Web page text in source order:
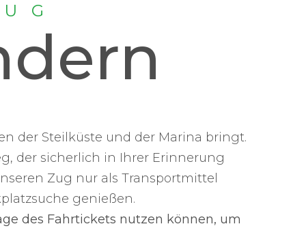
der Steilküste und der Marina bringt.
der sicherlich in Ihrer Erinnerung
Zug nur als Transportmittel
genießen.
des Fahrtickets nutzen können, um